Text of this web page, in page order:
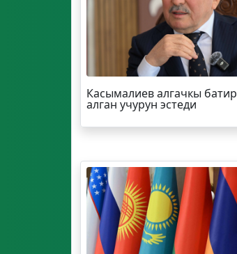
Касымалиев алгачкы батир
алган учурун эстеди